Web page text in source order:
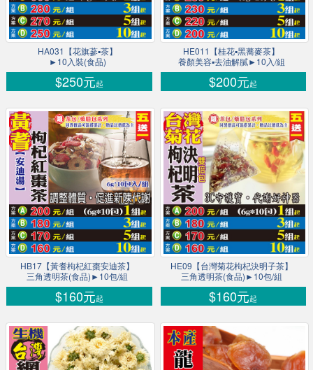
HA031【花旗蔘▪茶】
►10入裝(食品)
$250元起
HE011【桂花▪黑蕎麥茶】
養顏美容▪去油解膩►10入/組
$200元起
HB17【黃耆枸杞紅棗安迪茶】
三角透明茶(食品)►10包/組
$160元起
HE09【台灣菊花枸杞決明子茶】
三角透明茶(食品)►10包/組
$160元起